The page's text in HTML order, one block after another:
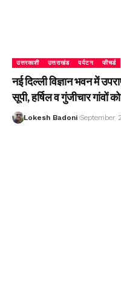
उत्तरकाशी उत्तराखंड पर्यटन फीचर्ड
नई दिल्ली विज्ञान भवन में
सूपी, हर्षिल व गुंजीचार
Lokesh Badoni September